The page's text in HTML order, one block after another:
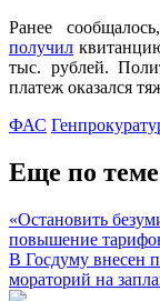
Ранее
получил
тыс. рублей.
платеж оказался
ФАС
Еще по теме
«Остановить
повышение
В Госдуму внесен
мораторий на